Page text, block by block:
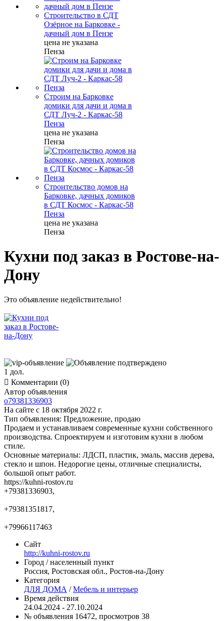
Строительство в СДТ
Озёрное на Барковке -
дачный дом в Пензе
цена не указана
Пенза
Строим на Барковке
домики для дачи и дома в
СДТ Луч-2 - Каркас-58
Пенза
цена не указана
Пенза
Строительство домов на
Барковке, дачных домиков
в СДТ Космос - Каркас-58
Пенза
цена не указана
Пенза
Кухни под заказ в Ростове-на-
Дону
Это объявление недействительно!
1 дол.
 Комментарии (0)
Автор объявления
o79381336903
На сайте с 18 октября 2022 г.
Тип объявления: Предложение, продаю
Продаем и устанавливаем современные кухни собственного
производства. Спроектируем и изготовим кухни в любом
стиле.
Основные материалы: ЛДСП, пластик, эмаль, массив дерева,
стекло и шпон. Недорогие цены, отличные специалисты,
большой опыт работ.
https://kuhni-rostov.ru
+79381336903,
+79381351817,
+79966117463
Сайт
http://kuhni-rostov.ru
Город / населенный пункт
Россия, Ростовская обл., Ростов-на-Дону
Категория
ДЛЯ ДОМА /Мебель и интерьер
Время действия
24.04.2024 - 27.10.2024
№ объявления 16472, просмотров 38